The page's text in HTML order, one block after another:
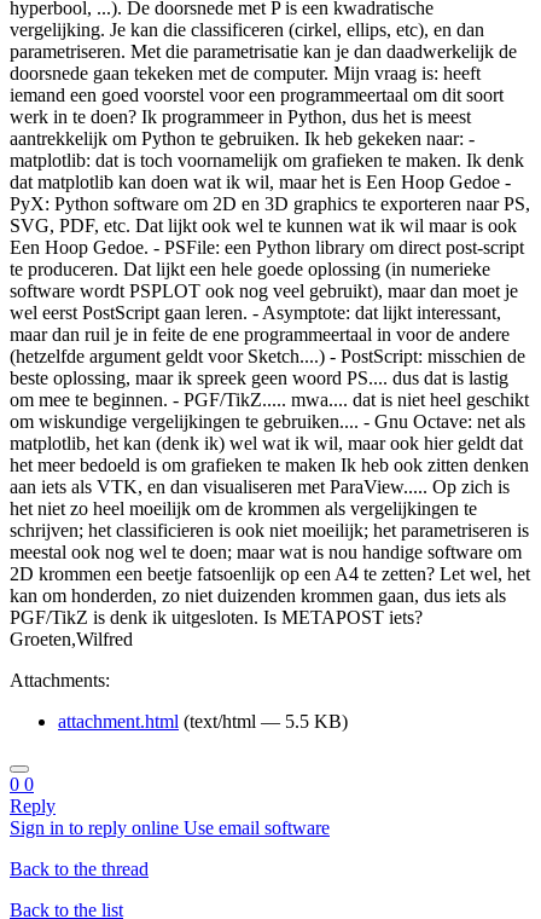
hyperbool, ...). De doorsnede met P is een kwadratische
vergelijking. Je kan die classificeren (cirkel, ellips, etc), en dan
parametriseren. Met die parametrisatie kan je dan daadwerkelijk de
doorsnede gaan tekeken met de computer. Mijn vraag is: heeft
iemand een goed voorstel voor een programmeertaal om dit soort
werk in te doen? Ik programmeer in Python, dus het is meest
aantrekkelijk om Python te gebruiken. Ik heb gekeken naar: -
matplotlib: dat is toch voornamelijk om grafieken te maken. Ik denk
dat matplotlib kan doen wat ik wil, maar het is Een Hoop Gedoe -
PyX: Python software om 2D en 3D graphics te exporteren naar PS,
SVG, PDF, etc. Dat lijkt ook wel te kunnen wat ik wil maar is ook
Een Hoop Gedoe. - PSFile: een Python library om direct post-script
te produceren. Dat lijkt een hele goede oplossing (in numerieke
software wordt PSPLOT ook nog veel gebruikt), maar dan moet je
wel eerst PostScript gaan leren. - Asymptote: dat lijkt interessant,
maar dan ruil je in feite de ene programmeertaal in voor de andere
(hetzelfde argument geldt voor Sketch....) - PostScript: misschien de
beste oplossing, maar ik spreek geen woord PS.... dus dat is lastig
om mee te beginnen. - PGF/TikZ..... mwa.... dat is niet heel geschikt
om wiskundige vergelijkingen te gebruiken.... - Gnu Octave: net als
matplotlib, het kan (denk ik) wel wat ik wil, maar ook hier geldt dat
het meer bedoeld is om grafieken te maken Ik heb ook zitten denken
aan iets als VTK, en dan visualiseren met ParaView..... Op zich is
het niet zo heel moeilijk om de krommen als vergelijkingen te
schrijven; het classificieren is ook niet moeilijk; het parametriseren is
meestal ook nog wel te doen; maar wat is nou handige software om
2D krommen een beetje fatsoenlijk op een A4 te zetten? Let wel, het
kan om honderden, zo niet duizenden krommen gaan, dus iets als
PGF/TikZ is denk ik uitgesloten. Is METAPOST iets?
Groeten,Wilfred
Attachments:
attachment.html (text/html — 5.5 KB)
0 0
Reply
Sign in to reply online Use email software
Back to the thread
Back to the list